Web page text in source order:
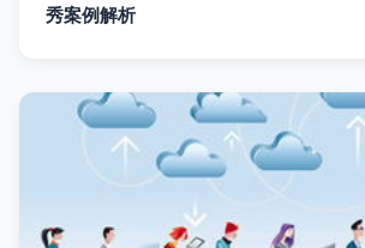
秀案例解析